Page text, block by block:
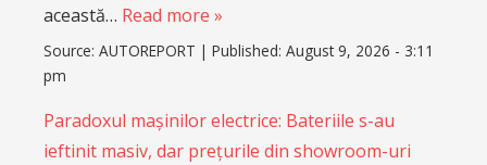
această… Read more »
Source: AUTOREPORT | Published: August 9, 2026 - 3:11
pm
Paradoxul mașinilor electrice: Bateriile s-au
ieftinit masiv, dar prețurile din showroom-uri